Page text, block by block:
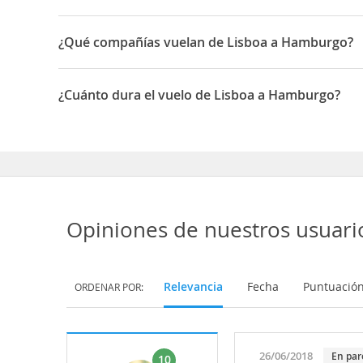
¿Qué compañías vuelan de Lisboa a Hamburgo?
Las compañías que vuelan de Lisboa a Hamburgo son:
¿Cuánto dura el vuelo de Lisboa a Hamburgo?
Opiniones de nuestros
ORDENAR POR: Relevancia Fecha Puntuación
10 26/06/2018 En